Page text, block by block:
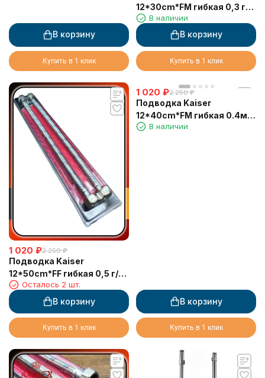
В корзину
Купить в 1 клик
12*30cm*FM гибкая 0,3 г/ш
в блистере (1 шт)
В наличии
В корзину
Купить в 1 клик
1 020 ₽2 250 ₽
Подводка Kaiser
12*50cm*FF гибкая 0,5 г/г
в блистере (пара - 2 шт)
Осталось 2 шт.
В корзину
Купить в 1 клик
1 020 ₽2 250 ₽
Подводка Kaiser
12*40cm*FM гибкая 0.4м г/
ш в блистере (пара - 2 шт)
В наличии
В корзину
Купить в 1 клик